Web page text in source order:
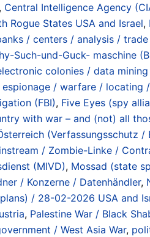
, Central Intelligence Agency
States USA and Israel,
/ centers / analysis /
Such-und-Guck- maschine
colonies / data
/ warfare / locating
(FBI), Five Eyes (spy
with war – and (not) all
(Verfassungsschutz
/ Zombie-Linke /
(MIVD), Mossad (state
/ Konzerne / Datenhändler,
/ 28-02-2026 USA and
, Palestine War / Black
/ West Asia War,